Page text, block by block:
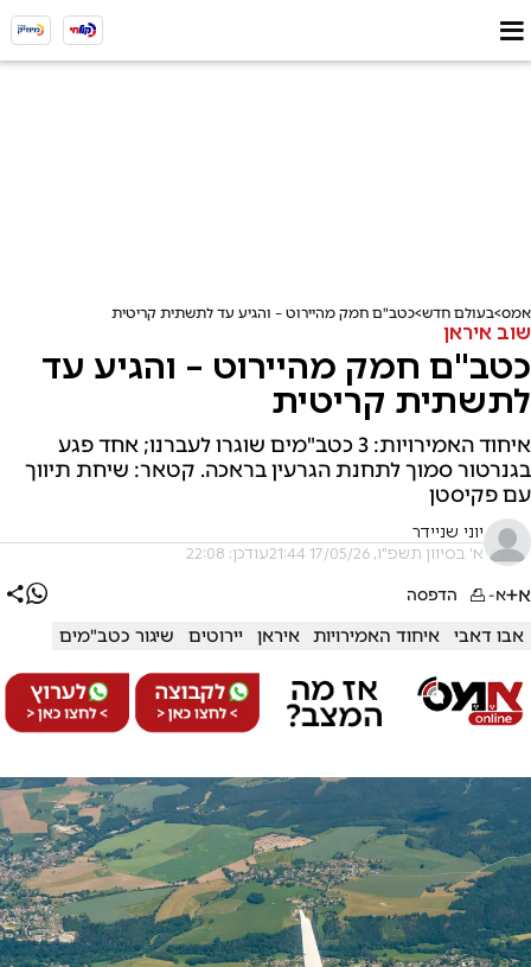
אמס בעולם חדש כטב"ם חמק מהיירוט – והגיע עד לתשתית קריטית
שוב איראן
כטב"ם חמק מהיירוט – והגיע עד
לתשתית קריטית
איחוד האמירויות: 3 כטב"מים שוגרו לעברנו; אחד פגע
בגנרטור סמוך לתחנת הגרעין בראכה. קטאר: שיחת תיווך
עם פקיסטן
יוני שניידר
א' בסיוון תשפ"ו, 17/05/26 21:44 עודכן: 22:08
א+א- הדפסה
אבו דאבי איחוד האמירויות איראן יירוטים שיגור כטב"מים